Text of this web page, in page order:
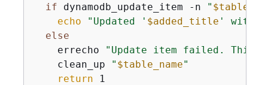
if dynamodb_update_item -n "
echo
"Updated ' $added_title ' with
else
    errecho
"Update item failed. This
    clean_up
" $table_name"
return 1